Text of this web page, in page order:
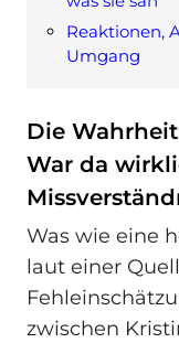
Reaktionen,
Umgang
Die
War da
Was wie eine
laut einer
zwischen